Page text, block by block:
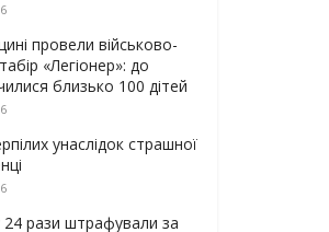
провели військово-
«Легіонер»: до
близько 100 дітей
унаслідок страшної
рази штрафували за